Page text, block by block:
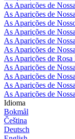
As Aparições de
As Aparições de
As Aparições de
As Aparições de
As Aparições de
As Aparições de
As Aparições de
As Aparições de
As Aparições de
As Aparições de
As Aparições de
Idioma
Bokmål
Čeština
Deutsch